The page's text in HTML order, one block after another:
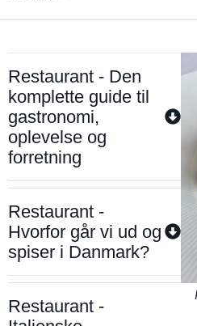
Restaurant - Den
komplette guide til
gastronomi,
oplevelse og
forretning
Restaurant -
Hvorfor går vi ud og
spiser i Danmark?
Restaurant -